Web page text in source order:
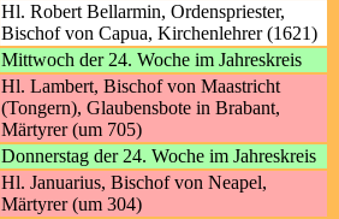
Hl. Robert Bellarmin, Ordenspriester,
Bischof von Capua, Kirchenlehrer (1621)
Mittwoch der 24. Woche im Jahreskreis
Hl. Lambert, Bischof von Maastricht
(Tongern), Glaubensbote in Brabant,
Märtyrer (um 705)
Donnerstag der 24. Woche im Jahreskreis
Hl. Januarius, Bischof von Neapel,
Märtyrer (um 304)